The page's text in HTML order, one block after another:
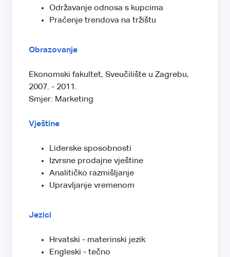
Održavanje odnosa s kupcima
Praćenje trendova na tržištu
Obrazovanje
Ekonomski fakultet, Sveučilište u Zagrebu,
2007. - 2011.
Smjer: Marketing
Vještine
Liderske sposobnosti
Izvrsne prodajne vještine
Analitičko razmišljanje
Upravljanje vremenom
Jezici
Hrvatski - materinski jezik
Engleski - tečno